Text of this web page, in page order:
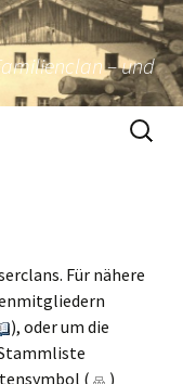
– und
Suche
nach:
Für nähere
), oder um die
(
)